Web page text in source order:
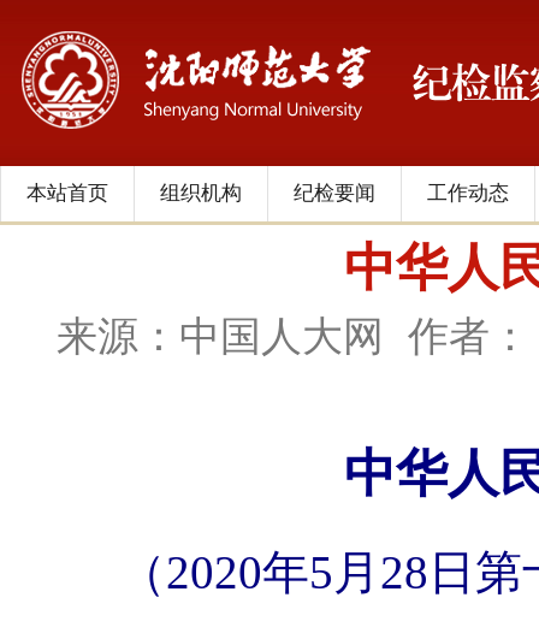
本站首页 组织机构 纪检要闻 工作动态
中华人
来源：中国人大网 作者：
中华人
（2020年5月28日